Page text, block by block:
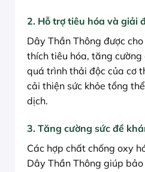
2. Hỗ trợ tiêu hóa và giải
Dây Thần Thông được
thích tiêu hóa, tăng
quá trình thải độc của cơ
cải thiện sức khỏe tổng
dịch.
3. Tăng cường sức đề
Các hợp chất chống oxy
Dây Thần Thông giúp